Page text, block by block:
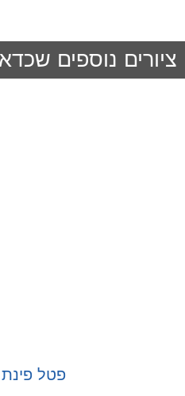
ציורים נוספים
פטל